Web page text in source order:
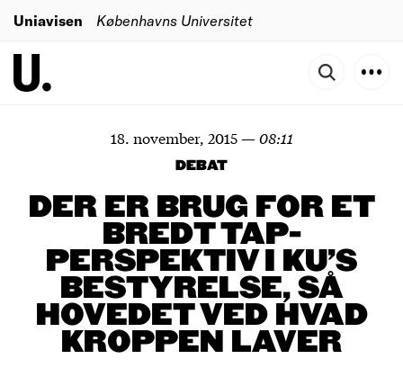
Uniavisen Københavns Universitet
18. november, 2015—08:11
DEBAT
DER ER BRUG FOR ET
BREDT TAP-
PERSPEKTIV I KU’S
BESTYRELSE, SÅ
HOVEDET VED HVAD
KROPPEN LAVER